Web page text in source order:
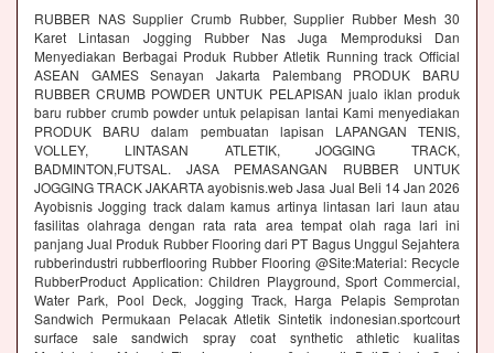
RUBBER NAS Supplier Crumb Rubber, Supplier Rubber Mesh 30
Karet Lintasan Jogging Rubber Nas Juga Memproduksi Dan
Menyediakan Berbagai Produk Rubber Atletik Running track Official
ASEAN GAMES Senayan Jakarta Palembang PRODUK BARU
RUBBER CRUMB POWDER UNTUK PELAPISAN jualo iklan produk
baru rubber crumb powder untuk pelapisan lantai Kami menyediakan
PRODUK BARU dalam pembuatan lapisan LAPANGAN TENIS,
VOLLEY, LINTASAN ATLETIK, JOGGING TRACK,
BADMINTON,FUTSAL. JASA PEMASANGAN RUBBER UNTUK
JOGGING TRACK JAKARTA ayobisnis.web Jasa Jual Beli 14 Jan 2026
Ayobisnis Jogging track dalam kamus artinya lintasan lari laun atau
fasilitas olahraga dengan rata rata area tempat olah raga lari ini
panjang Jual Produk Rubber Flooring dari PT Bagus Unggul Sejahtera
rubberindustri rubberflooring Rubber Flooring @Site:Material: Recycle
RubberProduct Application: Children Playground, Sport Commercial,
Water Park, Pool Deck, Jogging Track, Harga Pelapis Semprotan
Sandwich Permukaan Pelacak Atletik Sintetik indonesian.sportcourt
surface sale sandwich spray coat synthetic athletic kualitas